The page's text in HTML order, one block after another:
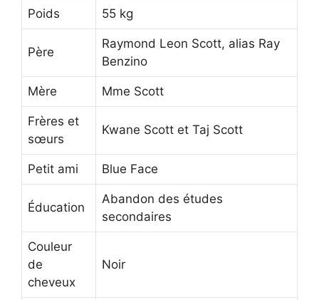
Poids 55 kg
Père
Raymond Leon Scott, alias Ray
Benzino
Mère Mme Scott
Frères et
sœurs
Kwane Scott et Taj Scott
Petit ami Blue Face
Éducation
Abandon des études
secondaires
Couleur
de
cheveux
Noir